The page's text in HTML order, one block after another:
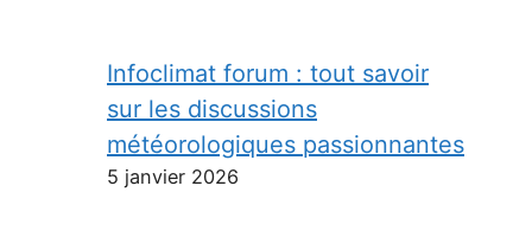
Infoclimat forum : tout savoir
sur les discussions
météorologiques passionnantes
5 janvier 2026